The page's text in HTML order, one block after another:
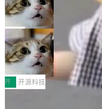
一是如何让大模型和智能体应
向生产，二是如何让测试团队
ean 表示是否可切换，
色方案、深色方案——会产生
合。方案缺了、配置冲突了、
哪些组合有效，作者说，你得
者部落知识"。 换个写法。
变体：Switchable...
做，没什么新鲜的。 但
r 上把事情说清楚了： 今天我
re OS，一个带连接器的聊天
有科技公司做的一样。只不过
样。这是 Sandstorm.io 的重
那个创业公司。不同的是，这
lare Workers 上——我花了九
——并且深度集成了 AI。这基
Deno 团队开源 Celld，可
布式 Durable Objects
Ryan Dahl 领导的 Deno 团队
目 Celld，一个能在自己机器
Workers 和 Durable Objects
计思路很直接：每个对象是一
数据库，按名称寻址，复制到
存储库里。节点之间只通过这
没有控制平面，没有共识协议
个小型数据库，应用天然按分
局
鲁大师7月新机性能/流畅/
性能、流畅双第一，三星
新折叠缺席
2026年7月的手机市场，由于
增，手机厂商的日子也不好过
放缓，因此硝烟味淡了许多。
高价的三星折叠（三星
开 开源科技